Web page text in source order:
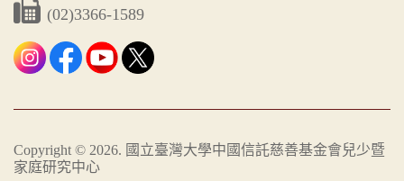
(02)3366-1589
Copyright © 2026. 國立臺灣大學中國信託慈善基金會兒少暨
家庭研究中心